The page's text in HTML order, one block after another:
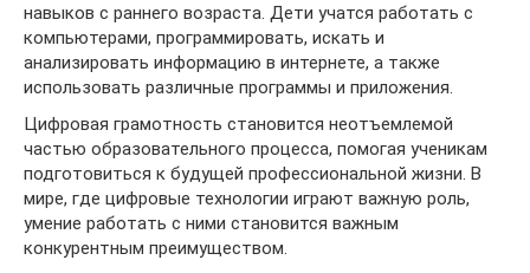
навыков с раннего возраста. Дети учатся работать с
компьютерами, программировать, искать и
анализировать информацию в интернете, а также
использовать различные программы и приложения.
Цифровая грамотность становится неотъемлемой
частью образовательного процесса, помогая ученикам
подготовиться к будущей профессиональной жизни. В
мире, где цифровые технологии играют важную роль,
умение работать с ними становится важным
конкурентным преимуществом.